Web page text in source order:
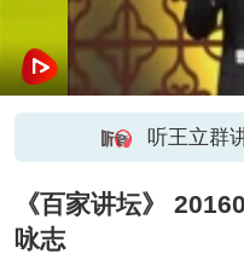
听王立群
《百家讲坛》
咏志